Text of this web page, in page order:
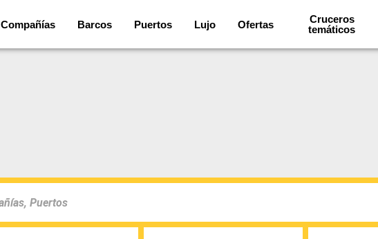
Compañías Barcos Puertos Lujo Ofertas
Cruceros
temáticos